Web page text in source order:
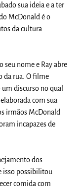
sua ideia e a ter
McDonald é o
da cultura
seu nome e Ray abre
da rua. O filme
discurso no qual
com sua
irmãos McDonald
incapazes de
dos
isso possibilitou
comida com